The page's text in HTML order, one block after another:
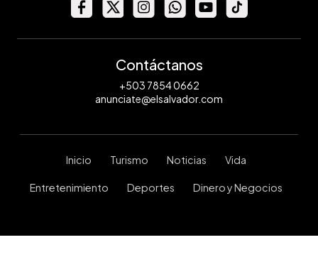
Contáctanos
+503 7854 0662
anunciate@elsalvador.com
Inicio Turismo Noticias Vida
Entretenimiento Deportes Dinero y Negocios